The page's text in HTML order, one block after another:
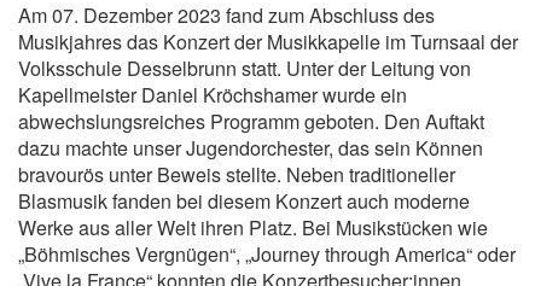
Am 07. Dezember 2023 fand zum Abschluss des
Musikjahres das Konzert der Musikkapelle im Turnsaal der
Volksschule Desselbrunn statt. Unter der Leitung von
Kapellmeister Daniel Kröchshamer wurde ein
abwechslungsreiches Programm geboten. Den Auftakt
dazu machte unser Jugendorchester, das sein Können
bravourös unter Beweis stellte. Neben traditioneller
Blasmusik fanden bei diesem Konzert auch moderne
Werke aus aller Welt ihren Platz. Bei Musikstücken wie
„Böhmisches Vergnügen“, „Journey through America“ oder